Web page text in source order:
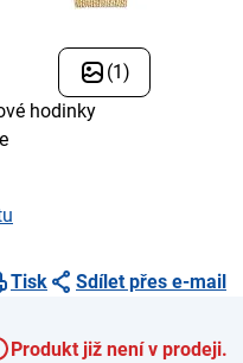
(1)
hodinky
Tisk Sdílet přes e-mail
Produkt již není v prodeji.